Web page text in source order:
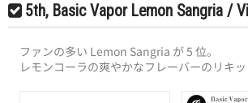
5th, Basic Vapor Lemon Sangria /
ファンの多い Lemon Sangria が 5 位。
レモンコーラの爽やかなフレーバーのリキッ